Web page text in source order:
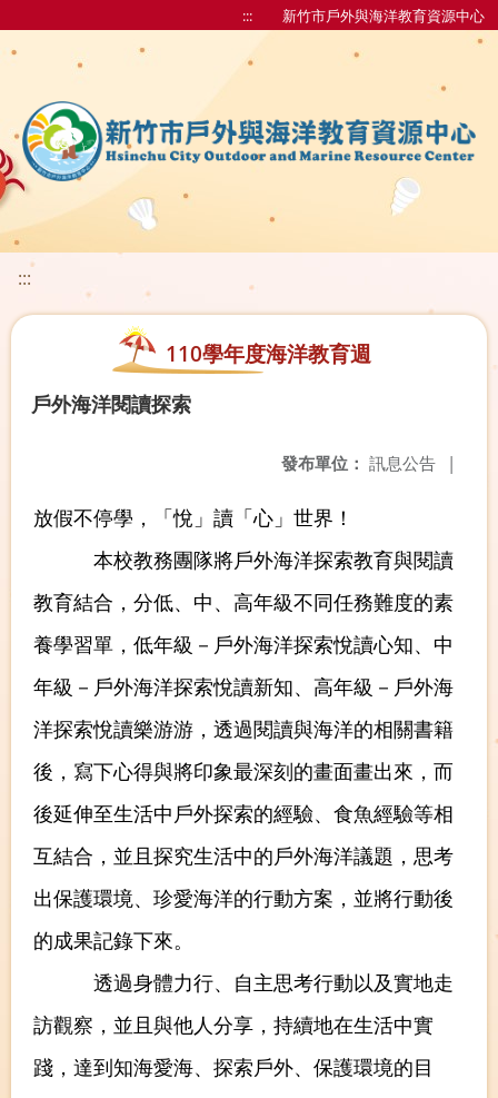
::: 新竹市戶外與海洋教育資源中心
:::
110學年度海洋教育週
戶外海洋閱讀探索
發布單位： 訊息公告 |
放假不停學，「悅」讀「心」世界！
本校教務團隊將戶外海洋探索教育與閱讀
教育結合，分低、中、高年級不同任務難度的素
養學習單，低年級－戶外海洋探索悅讀心知、中
年級－戶外海洋探索悅讀新知、高年級－戶外海
洋探索悅讀樂游游，透過閱讀與海洋的相關書籍
後，寫下心得與將印象最深刻的畫面畫出來，而
後延伸至生活中戶外探索的經驗、食魚經驗等相
互結合，並且探究生活中的戶外海洋議題，思考
出保護環境、珍愛海洋的行動方案，並將行動後
的成果記錄下來。
透過身體力行、自主思考行動以及實地走
訪觀察，並且與他人分享，持續地在生活中實
踐，達到知海愛海、探索戶外、保護環境的目